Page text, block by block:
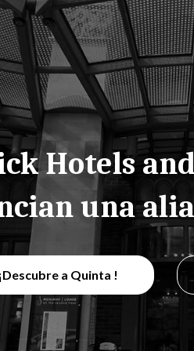
Hotels
una
a Quinta !